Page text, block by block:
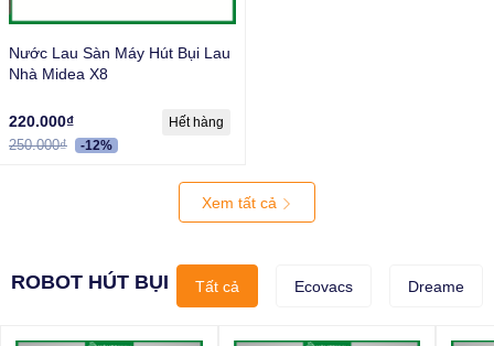
Nước Lau Sàn Máy Hút Bụi Lau
Nhà Midea X8
220.000₫
250.000₫ -12%
Hết hàng
Xem tất cả
ROBOT HÚT BỤI Tất cả Ecovacs Dreame